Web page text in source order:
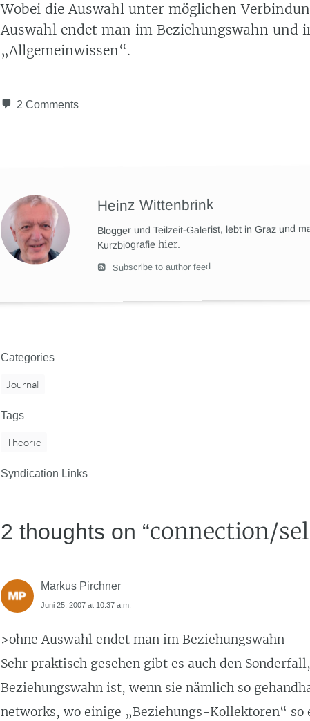
Wobei die Auswahl unter möglichen
Auswahl endet man im Beziehungswahn und
Allgemeinwissen .
2 Comments
Heinz Wittenbrink
Blogger und Teilzeit-Galerist, lebt in Graz und
Kurzbiografiehier.
Subscribe to author feed
Categories
Journal
Tags
Theorie
Syndication Links
2 thoughts on “connection/
Markus Pirchner
Juni 25, 2007 at 10:37 a.m.
>ohne Auswahl endet man im Beziehungswahn
Sehr praktisch gesehen gibt es auch den
Beziehungswahn ist, wenn sie nämlich so
networks, wo einige „Beziehungs-Kollektoren“ so